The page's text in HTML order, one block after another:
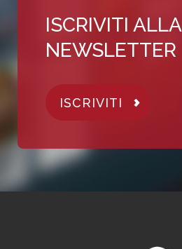
ISCRIVITI ALLA
NEWSLETTER
ISCRIVITI